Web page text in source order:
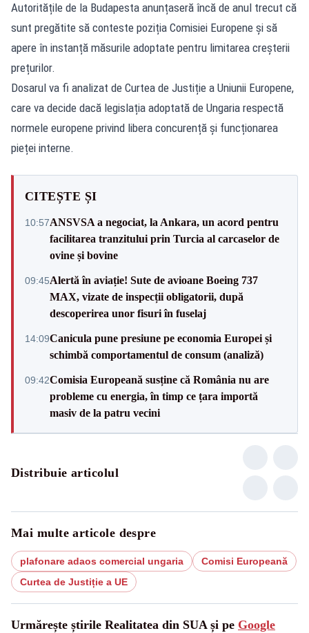
Autoritățile de la Budapesta anunțaseră încă de anul trecut că
sunt pregătite să conteste poziția Comisiei Europene și să
apere în instanță măsurile adoptate pentru limitarea creșterii
prețurilor.
Dosarul va fi analizat de Curtea de Justiție a Uniunii Europene,
care va decide dacă legislația adoptată de Ungaria respectă
normele europene privind libera concurență și funcționarea
pieței interne.
CITEȘTE ȘI
10:57ANSVSA a negociat, la Ankara, un acord pentru
facilitarea tranzitului prin Turcia al carcaselor de
ovine și bovine
09:45Alertă în aviație! Sute de avioane Boeing 737
MAX, vizate de inspecții obligatorii, după
descoperirea unor fisuri în fuselaj
14:09Canicula pune presiune pe economia Europei și
schimbă comportamentul de consum (analiză)
09:42Comisia Europeană susține că România nu are
probleme cu energia, în timp ce țara importă
masiv de la patru vecini
Distribuie articolul
Mai multe articole despre
plafonare adaos comercial ungaria
Comisi Europeană
Curtea de Justiție a UE
Urmărește știrile Realitatea din SUA și pe Google